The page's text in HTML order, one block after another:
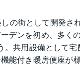
街として開発さ
デンを初め、多く
共用設備として
能付き暖房便座が